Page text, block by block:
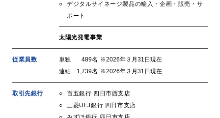
デジタルサイネージ製品の輸入・企画・販売・サ
ポート
太陽光発電事業
従業員数 単独 489名 ※2026年３月31日現在
連結
1,739名 ※2026年３月31日現在
取引先銀行
百五銀行 四日市西支店
三菱UFJ銀行 四日市支店